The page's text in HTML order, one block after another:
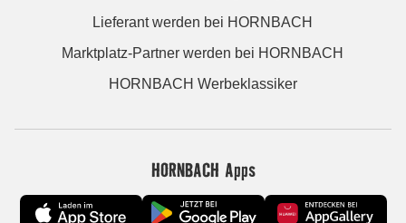
Lieferant werden bei HORNBACH
Marktplatz-Partner werden bei HORNBACH
HORNBACH Werbeklassiker
HORNBACH Apps